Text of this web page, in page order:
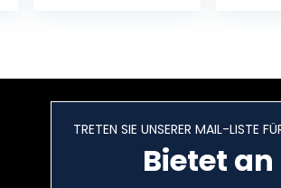
TRETEN SIE UNSERER MAIL-LISTE
Bietet an